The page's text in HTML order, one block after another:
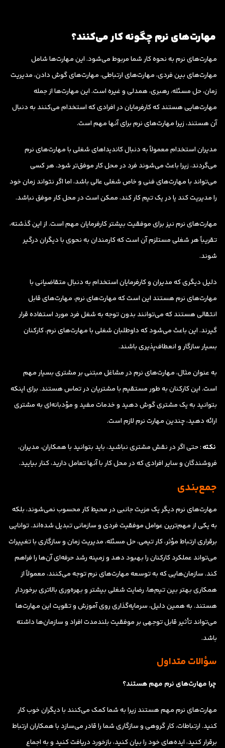
مهارت‌های نرم چگونه کار می‌کنند؟
مهارت‌های نرم به نحوه کار شما مربوط می‌شود. این مهارت‌ها شامل
مهارت‌های بین فردی، مهارت‌های ارتباطی، مهارت‌های گوش دادن، مدیریت
زمان، حل مسئله، رهبری، همدلی و غیره است. این مهارت‌ها از جمله
مهارت‌هایی هستند که کارفرمایان در افرادی که استخدام می‌کنند به دنبال
آن هستند، زیرا مهارت‌های نرم برای آنها مهم است.
مدیران استخدام معمولاً به دنبال کاندیداهای شغلی با مهارت‌های نرم
می‌گردند، زیرا باعث می‌شوند فرد در محل کار موفق‌تر شود. هر کسی
می‌تواند با مهارت‌های فنی و خاص شغلی عالی باشد، اما اگر نتواند زمان خود
را مدیریت کند یا در یک تیم کار کند، ممکن است در محل کار موفق نباشد.
مهارت‌های نرم نیز برای موفقیت بیشتر کارفرمایان مهم است. از این گذشته،
تقریباً هر شغلی مستلزم آن است که کارمندان به نحوی با دیگران درگیر
شوند.
دلیل دیگری که مدیران و کارفرمایان استخدام به دنبال متقاضیانی با
مهارت‌های نرم هستند این است که مهارت‌های نرم، مهارت‌های قابل
انتقالی هستند که می‌توانند بدون توجه به شغل فرد مورد استفاده قرار
گیرند. این باعث می‌شود که داوطلبان شغلی با مهارت‌های نرم، کارکنان
بسیار سازگار و انعطاف‌پذیری باشند.
به عنوان مثال، مهارت‌های نرم در مشاغل مبتنی بر مشتری بسیار مهم
است. این کارکنان به طور مستقیم با مشتریان در تماس هستند. برای اینکه
بتوانید به یک مشتری گوش دهید و خدمات مفید و مؤدبانه‌ای به مشتری
ارائه دهید، چندین مهارت نرم لازم است.
نکته: حتی اگر در نقش مشتری نباشید، باید بتوانید با همکاران، مدیران،
فروشندگان و سایر افرادی که در محل کار با آنها تعامل دارید، کنار بیایید.
جمع‌بندی
مهارت‌های نرم دیگر یک مزیت جانبی در محیط کار محسوب نمی‌شوند، بلکه
به یکی از مهم‌ترین عوامل موفقیت فردی و سازمانی تبدیل شده‌اند. توانایی
برقراری ارتباط مؤثر، کار تیمی، حل مسئله، مدیریت زمان و سازگاری با تغییرات
می‌تواند عملکرد کارکنان را بهبود دهد و زمینه رشد حرفه‌ای آن‌ها را فراهم
کند. سازمان‌هایی که به توسعه مهارت‌های نرم توجه می‌کنند، معمولاً از
همکاری بهتر بین تیم‌ها، رضایت شغلی بیشتر و بهره‌وری بالاتری برخوردار
هستند. به همین دلیل، سرمایه‌گذاری روی آموزش و تقویت این مهارت‌ها
می‌تواند تأثیر قابل توجهی بر موفقیت بلندمدت افراد و سازمان‌ها داشته
باشد.
سؤالات متداول
چرا مهارت‌های نرم مهم هستند؟
مهارت‌های نرم مهم هستند زیرا به شما کمک می‌کنند با دیگران خوب کار
کنید. ارتباطات، کار گروهی و سازگاری شما را قادر می‌سازد با همکاران ارتباط
برقرار کنید، ایده‌های خود را بیان کنید، بازخورد دریافت کنید و به اجماع